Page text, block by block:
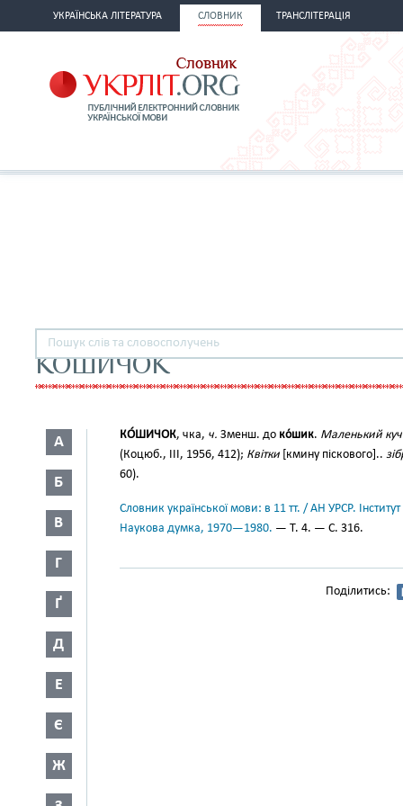
УКРАЇНСЬКА ЛІТЕРАТУРА СЛОВНИК ТРАНСЛІТЕРАЦІЯ
КОШИЧОК
А
Б
В
Г
Ґ
Д
Е
Є
Ж
КО́ШИЧОК, чка, ч. Зменш. до ко́шик. Маленький
(Коцюб., III, 1956, 412); Квітки [кмину піскового]..
60).
Словник української мови: в 11 тт. / АН УРСР.
Наукова думка, 1970—1980. — Т. 4. — С. 316.
Поділитись: